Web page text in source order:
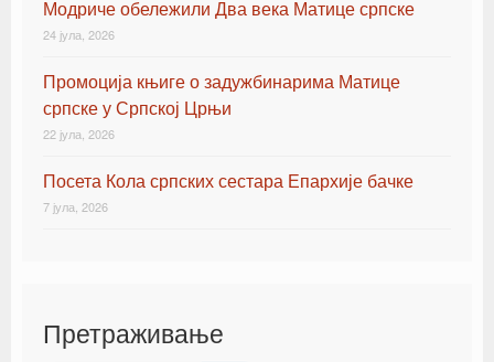
Модриче обележили Два века Матице српске
24 јула, 2026
Промоција књиге о задужбинарима Матице
српске у Српској Црњи
22 јула, 2026
Посета Кола српских сестара Епархије бачке
7 јула, 2026
Претраживање